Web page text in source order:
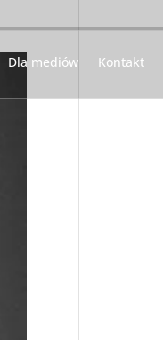
Dla mediów Kontakt